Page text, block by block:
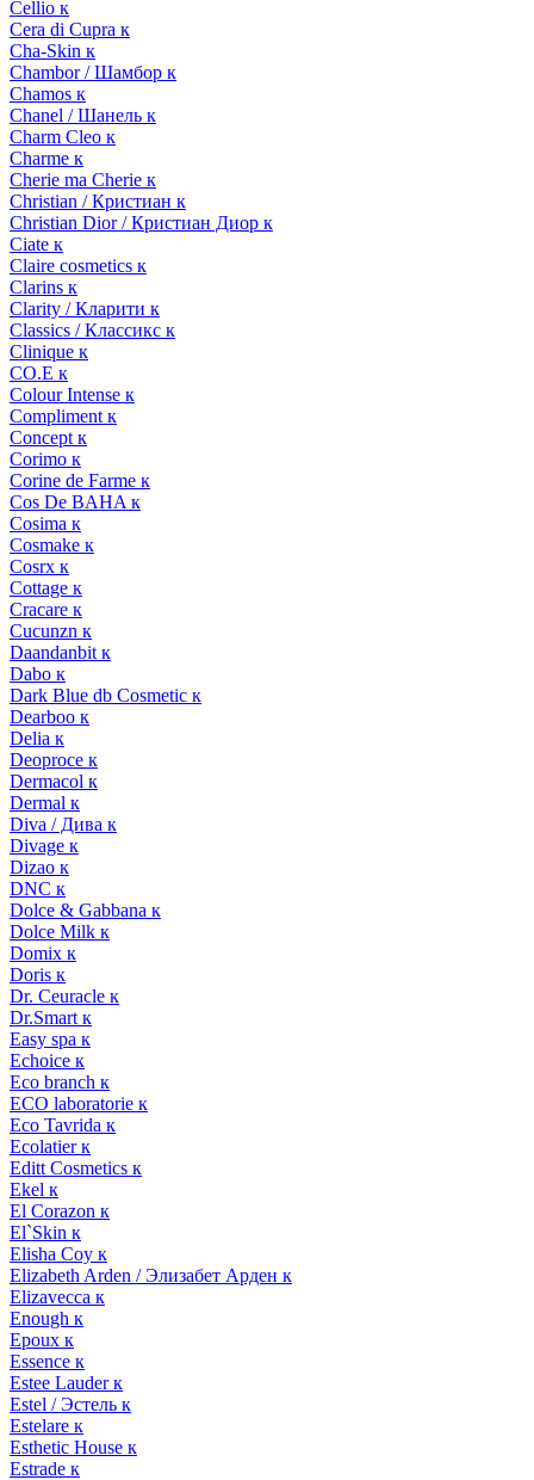
Cellio к
Cera di Cupra к
Cha-Skin к
Chambor / Шамбор к
Chamos к
Chanel / Шанель к
Charm Cleo к
Charme к
Cherie ma Cherie к
Christian / Кристиан к
Christian Dior / Кристиан Диор к
Ciate к
Claire cosmetics к
Clarins к
Clarity / Кларити к
Classics / Классикс к
Clinique к
CO.E к
Colour Intense к
Compliment к
Concept к
Corimo к
Corine de Farme к
Cos De BAHA к
Cosima к
Cosmake к
Cosrx к
Cottage к
Cracare к
Cucunzn к
Daandanbit к
Dabo к
Dark Blue db Cosmetic к
Dearboo к
Delia к
Deoproce к
Dermacol к
Dermal к
Diva / Дива к
Divage к
Dizao к
DNC к
Dolce & Gabbana к
Dolce Milk к
Domix к
Doris к
Dr. Ceuracle к
Dr.Smart к
Easy spa к
Echoice к
Eco branch к
ECO laboratorie к
Eco Tavrida к
Ecolatier к
Editt Cosmetics к
Ekel к
El Corazon к
El`Skin к
Elisha Coy к
Elizabeth Arden / Элизабет Арден к
Elizavecca к
Enough к
Epoux к
Essence к
Estee Lauder к
Estel / Эстель к
Estelare к
Esthetic House к
Estrade к